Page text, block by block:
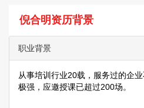
倪合明资历背景
职业背景
从事培训行业20载，服务过的企
极强，应邀授课已超过200场。